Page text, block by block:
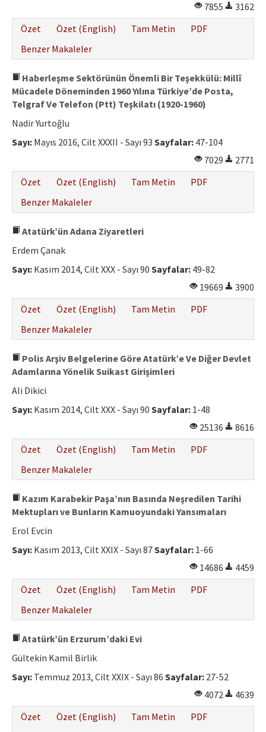
7855
3162
Özet
Özet (English) Tam Metin
PDF
Benzer Makaleler
Haberleşme Sektörünün Önemli Bir Teşekkülü: Millî
Mücadele Döneminden 1960 Yılına Türkiye’de Posta,
Telgraf Ve Telefon (Ptt) Teşkilatı (1920-1960)
Nadir Yurtoğlu
Sayı: Mayıs 2016, Cilt XXXII - Sayı 93 Sayfalar: 47-104
7029
2771
Özet
Özet (English) Tam Metin
PDF
Benzer Makaleler
Atatürk’ün Adana Ziyaretleri
Erdem Çanak
Sayı: Kasım 2014, Cilt XXX - Sayı 90 Sayfalar: 49-82
19669
3900
Özet
Özet (English) Tam Metin
PDF
Benzer Makaleler
Polis Arşiv Belgelerine Göre Atatürk’e Ve Diğer Devlet
Adamlarına Yönelik Suikast Girişimleri
Ali Dikici
Sayı: Kasım 2014, Cilt XXX - Sayı 90 Sayfalar: 1-48
25136
8616
Özet
Özet (English) Tam Metin
PDF
Benzer Makaleler
Kazım Karabekir Paşa’nın Basında Neşredilen Tarihi
Mektupları ve Bunların Kamuoyundaki Yansımaları
Erol Evcin
Sayı: Kasım 2013, Cilt XXIX - Sayı 87Sayfalar: 1-66
14686
4459
Özet
Özet (English) Tam Metin
PDF
Benzer Makaleler
Atatürk’ün Erzurum’daki Evi
Gültekin Kamil Birlik
Sayı: Temmuz 2013, Cilt XXIX - Sayı 86 Sayfalar: 27-52
4072
4639
Özet
Özet (English) Tam Metin
PDF